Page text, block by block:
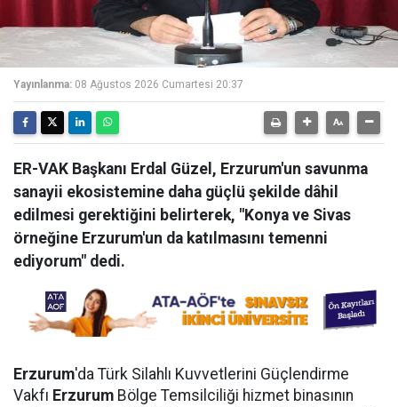
Yayınlanma: 08 Ağustos 2026 Cumartesi 20:37
ER-VAK Başkanı Erdal Güzel, Erzurum'un savunma
sanayii ekosistemine daha güçlü şekilde dâhil
edilmesi gerektiğini belirterek, "Konya ve Sivas
örneğine Erzurum'un da katılmasını temenni
ediyorum" dedi.
Erzurum'da Türk Silahlı Kuvvetlerini Güçlendirme
Vakfı Erzurum Bölge Temsilciliği hizmet binasının